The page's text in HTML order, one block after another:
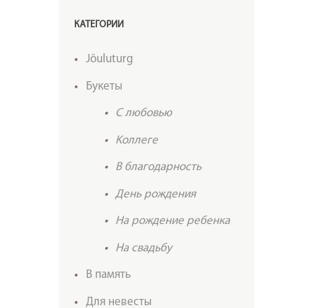
КАТЕГОРИИ
Jõuluturg
Букеты
C любовью
Kоллеге
В благодарность
День рождения
На рождение ребенка
На свадьбу
В память
Для невесты